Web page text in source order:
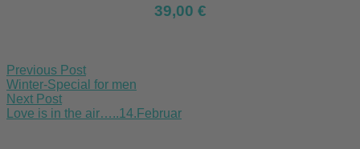
39,00 €
navigation
Previous Post
Winter-Special for men
Next Post
Love is in the air…..14.Februar